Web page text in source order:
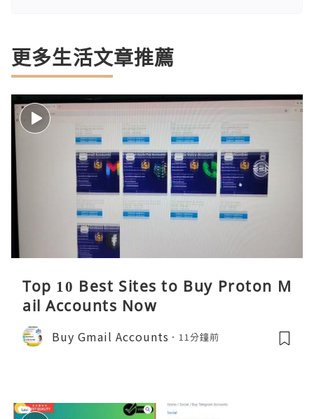
更多生活文章推薦
Top 10 Best Sites to Buy Proton M
ail Accounts Now
Buy Gmail Accounts 11分鐘前